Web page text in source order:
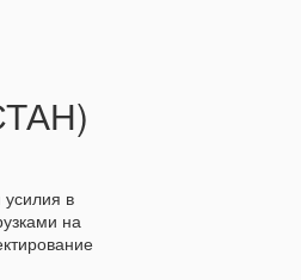
в
на